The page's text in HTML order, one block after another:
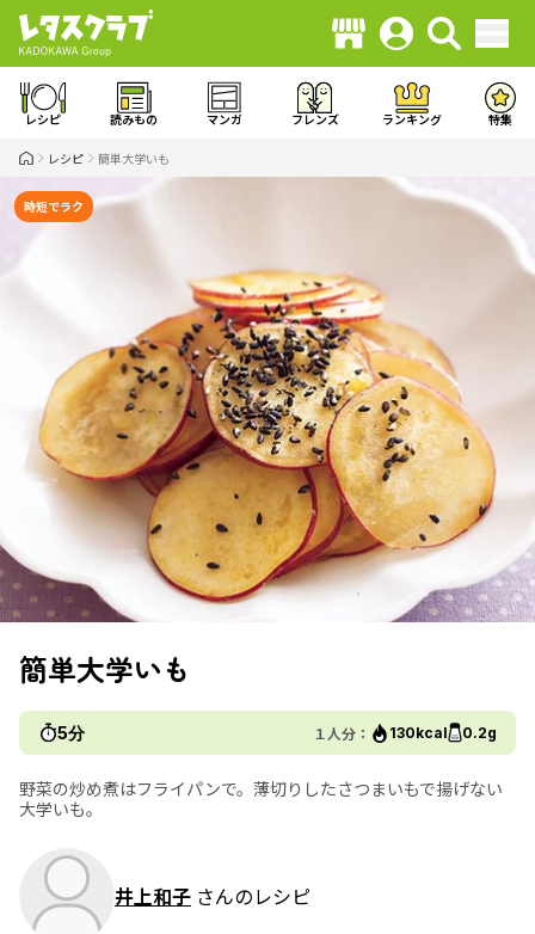
レシピ 読みもの マンガ フレンズ ランキング 特集
レシピ 簡単大学いも
時短でラク
簡単大学いも
5分 １人分： 130kcal 0.2g
野菜の炒め煮はフライパンで。薄切りしたさつまいもで揚げない
大学いも。
井上和子 さんのレシピ